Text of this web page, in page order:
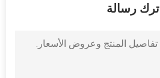
اترك رسالة